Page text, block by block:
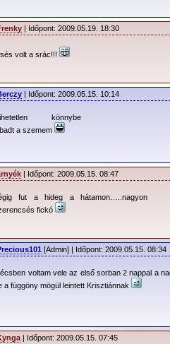
| Időpont: 2009.05.19. 18:30
volt a srác!!!
| Időpont: 2009.05.15. 10:14
könnybe
a szemem
| Időpont: 2009.05.15. 08:47
fut a hideg a hátamon…..nagyon
fickó
[Admin] | Időpont: 2009.05.15. 08:34
voltam vele az első sorban 2 nappal a
a függöny mögül leintett Krisztiánnak
| Időpont: 2009.05.15. 07:45